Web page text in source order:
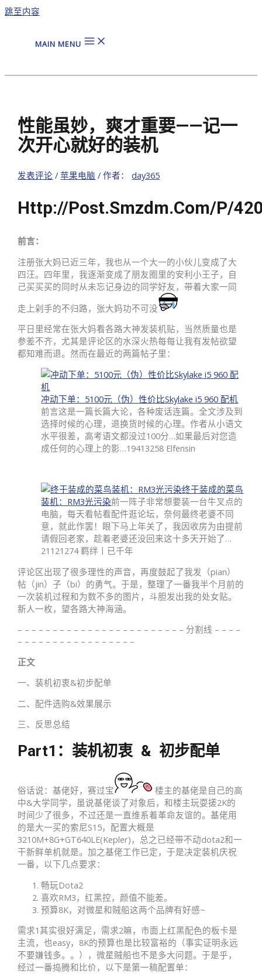
跳至内容
MAIN MENU
性能虽妙，爽才重要——记一
次开心就好的装机
发表评论 /苹果电脑 / 作者： day365
Http://post.smzdm.com/p/
前言：
注册张大妈已近三年，我也从一个大一的小伙儿变成了大
四汪。四年里，我逐渐变成了朋友圈里的安利小王子，自
己买买买的同时从未忘记身边的同学好友，带着大家一同
走上剁手的不归路，张大妈功不可没
平日里经常在张大妈看各路大神发装机贴，当然质量也是
参差不齐，尤其是评论区的水深火热每每让我有发帖欲望
都知难而退。然而在最近的两篇帖子里：
冲动下单：5100元（伪）性价比Skylake i5 960 配机
前言这是一篇长篇大论，各种废话连篇。全文涉及到
选择时候的心理，退换货时候的心理。作者从小语文
水平很差，高考语文都没过100分…如果最后对您造
成任何的心理上的影…19413258 Elfensin
终于装成的菜鸟
装机：RM3光污染前一阵子非常想要装一台牛叉点的
电脑，每天看帖看配件逛论坛，奈何最终老婆不同
意，就此作罢！眼下马上年关了，我因收房为由提前
请假回老家，趁着老婆还没回来这十多天开始了…
211 21274 羁绊丨已千年
评论区出现了很多理性的声音，再度鼓起了我发（pian）
帖（jin）子（bi）的勇气。于是，整理了一番我半个月前的
一次装机过程和为数不多的图片，斗胆发出我的处女贴。
新人一枚，望各路大神海涵。
– – – – – – – – – – – – – – – – – – – – – – – – 分割线 – – – –
– – – – – – – – – – – – – – – – –
正文
一、装机初衷&初步配单
二、配件选购&效果展示
三、反思总结
Part1：装机初衷 & 初步配单
俗话说：基佬好，赛过宝
楼主的基佬是自己的高
中&大学同学，虽说基佬谈了对象后，和楼主玩耍搓2K的
时间少了很多，不过还是一直维系着革命友谊的。基佬用
的是大一买的索尼S15，配置大概是
3210M+8G+GT640LE(Kepler)，总之已经带不动dota2和一
干新鲜单机就是。加之基佬工作已定，于是决定装机庆祝
一番，以下几点要求：
畅玩Dota2
喜欢RM3，红黑控，颜值不能差。
预算8K，对微星和贼船这两个品牌有好感~
需求1其实很好满足，需求2嘛，市面上红黑配色的板卡是
主流，也easy，8K的预算也是比较富裕的（事实证明永远
不要嫌钱多。。），微星贼船也不是多大问题。于是乎，
经过一番捣腾和比价，以下是第一稿配置单：